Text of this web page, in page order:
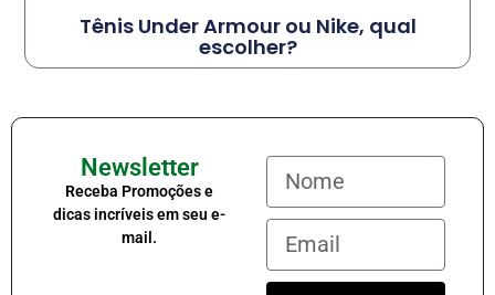
Tênis Under Armour ou Nike, qual
escolher?
Newsletter
Receba Promoções e
dicas incríveis em seu e-
mail.